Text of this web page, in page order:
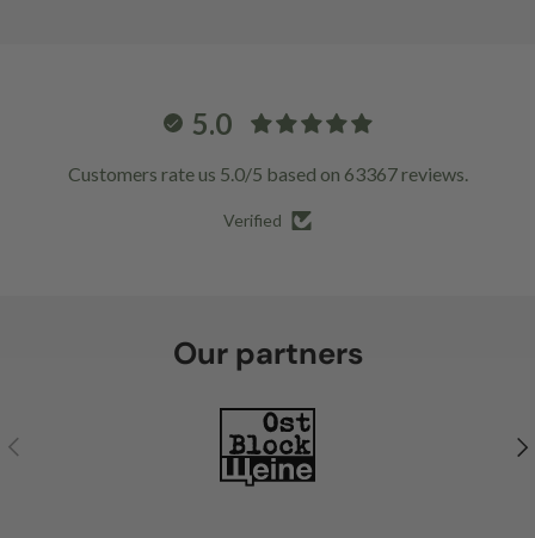
5.0
Customers rate us 5.0/5 based on 63367 reviews.
Verified
Our partners
Previous